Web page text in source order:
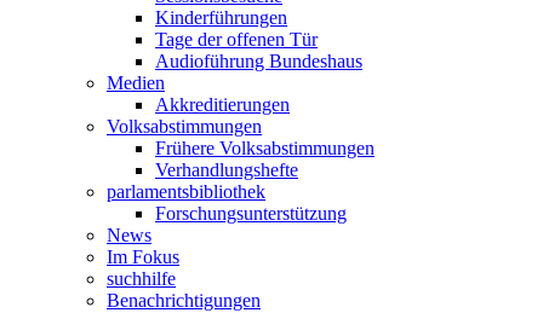
Kinderführungen
Tage der offenen Tür
Audioführung Bundeshaus
Medien
Akkreditierungen
Volksabstimmungen
Frühere Volksabstimmungen
Verhandlungshefte
parlamentsbibliothek
Forschungsunterstützung
News
Im Fokus
suchhilfe
Benachrichtigungen